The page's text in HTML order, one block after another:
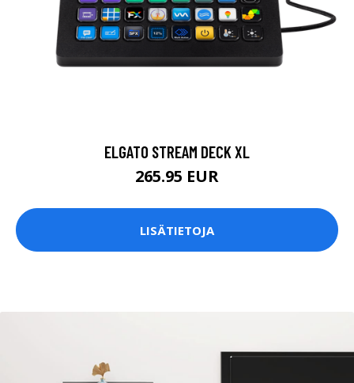
ELGATO STREAM DECK XL
265.95 EUR
LISÄTIETOJA